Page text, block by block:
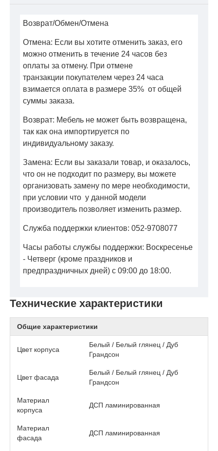
Технические характеристики
Общие характеристики
Цвет корпуса
Белый / Белый глянец / Дуб
Грандсон
Цвет фасада
Белый / Белый глянец / Дуб
Грандсон
Материал
корпуса
ДСП ламинированная
Материал
фасада
ДСП ламинированная
Возврат/Обмен/Отмена
Отмена: Если вы хотите отменить заказ, его
можно отменить в течение 24 часов без
оплаты за отмену. При отмене
транзакции покупателем через 24 часа
взимается оплата в размере 35% от общей
суммы заказа.
Возврат: Мебель не может быть возвращена,
так как она импортируется по
индивидуальному заказу.
Замена: Если вы заказали товар, и оказалось,
что он не подходит по размеру, вы можете
организовать замену по мере необходимости,
при условии что у данной модели
производитель позволяет изменить размер.
Служба поддержки клиентов: 052-9708077
Часы работы службы поддержки: Воскресенье
- Четверг (кроме праздников и
предпраздничных дней) с 09:00 до 18:00.